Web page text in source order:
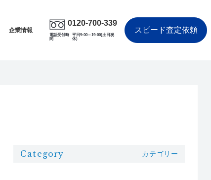
企業情報
0120-700-339
電話受付時
間
平日9:00～19:00(土日祝
休)
スピード査定依頼
Category カテゴリー